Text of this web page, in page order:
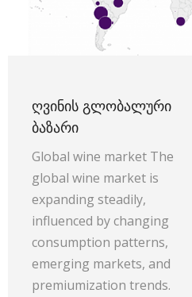
ᲦᲕᲘᲜᲘᲡ ᲒᲚᲝᲑᲐᲚᲣᲠᲘ
ᲑᲐᲖᲐᲠᲘ
Global wine market The
global wine market is
expanding steadily,
influenced by changing
consumption patterns,
emerging markets, and
premiumization trends.